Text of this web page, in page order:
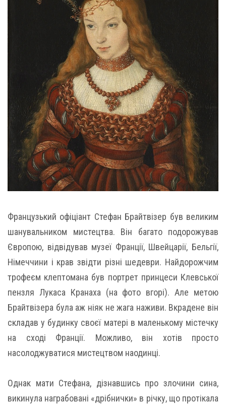
Французький офіціант Стефан Брайтвізер був великим
шанувальником мистецтва. Він багато подорожував
Європою, відвідував музеї Франції, Швейцарії, Бельгії,
Німеччини і крав звідти різні шедеври. Найдорожчим
трофеєм клептомана був портрет принцеси Клевської
пензля Лукаса Кранаха (на фото вгорі). Але метою
Брайтвізера була аж ніяк не жага наживи. Вкрадене він
складав у будинку своєї матері в маленькому містечку
на сході Франції. Можливо, він хотів просто
насолоджуватися мистецтвом наодинці.
Однак мати Стефана, дізнавшись про злочини сина,
викинула награбовані «дрібнички» в річку, що протікала